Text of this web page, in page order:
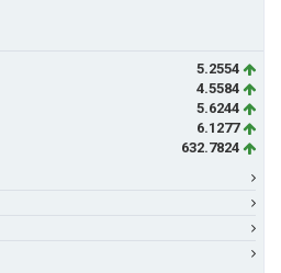
5.2554
4.5584
5.6244
6.1277
632.7824